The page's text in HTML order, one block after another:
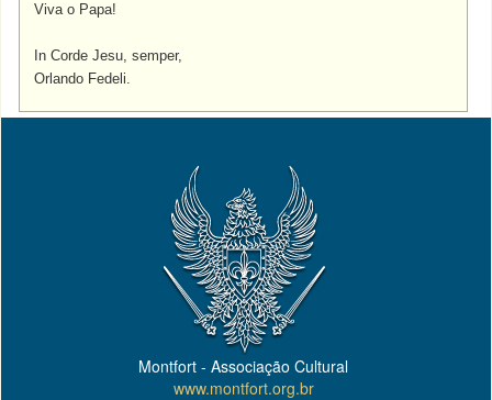
Viva o Papa!
In Corde Jesu, semper,
Orlando Fedeli.
Montfort - Associação Cultural
www.montfort.org.br